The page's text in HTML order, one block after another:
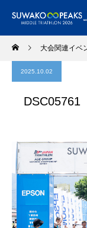
大会関連イベ
2025.10.02
DSC05761